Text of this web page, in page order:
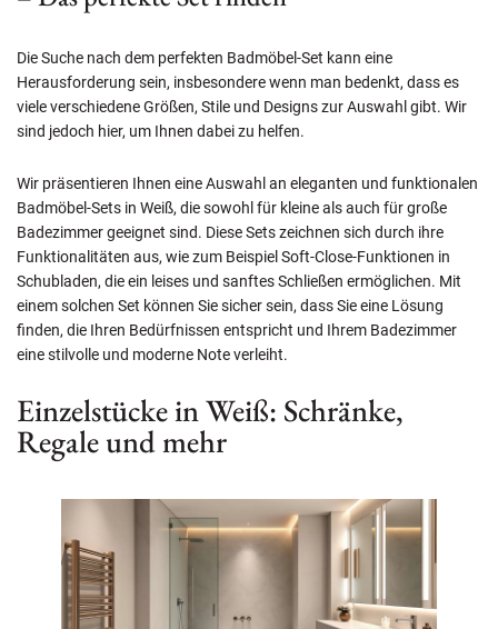
Die Suche nach dem perfekten Badmöbel-Set kann eine
Herausforderung sein, insbesondere wenn man bedenkt, dass es
viele verschiedene Größen, Stile und Designs zur Auswahl gibt. Wir
sind jedoch hier, um Ihnen dabei zu helfen.
Wir präsentieren Ihnen eine Auswahl an eleganten und funktionalen
Badmöbel-Sets in Weiß, die sowohl für kleine als auch für große
Badezimmer geeignet sind. Diese Sets zeichnen sich durch ihre
Funktionalitäten aus, wie zum Beispiel Soft-Close-Funktionen in
Schubladen, die ein leises und sanftes Schließen ermöglichen. Mit
einem solchen Set können Sie sicher sein, dass Sie eine Lösung
finden, die Ihren Bedürfnissen entspricht und Ihrem Badezimmer
eine stilvolle und moderne Note verleiht.
Einzelstücke in Weiß: Schränke,
Regale und mehr